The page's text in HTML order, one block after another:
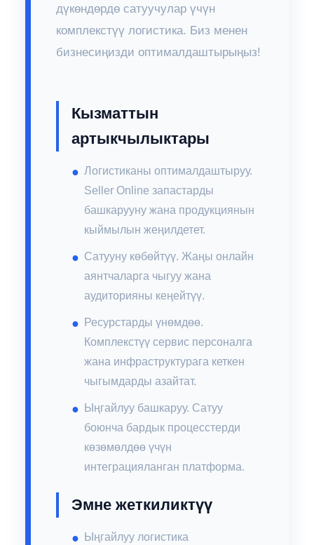
дүкөндөрдө сатуучулар үчүн
комплекстүү логистика. Биз менен
бизнесиңизди оптималдаштырыңыз!
Кызматтын
артыкчылыктары
Логистиканы оптималдаштыруу.
Seller Online запастарды
башкарууну жана продукциянын
кыймылын жеңилдетет.
Сатууну көбөйтүү. Жаңы онлайн
аянтчаларга чыгуу жана
аудиторияны кеңейтүү.
Ресурстарды үнөмдөө.
Комплекстүү сервис персоналга
жана инфраструктурага кеткен
чыгымдарды азайтат.
Ыңгайлуу башкаруу. Сатуу
боюнча бардык процесстерди
көзөмөлдөө үчүн
интеграцияланган платформа.
Эмне жеткиликтүү
Ыңгайлуу логистика